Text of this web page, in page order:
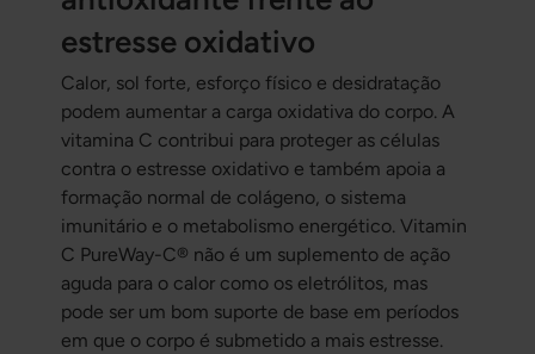
estresse oxidativo
Calor, sol forte, esforço físico e desidratação
podem aumentar a carga oxidativa do corpo. A
vitamina C contribui para proteger as células
contra o estresse oxidativo e também apoia a
formação normal de colágeno, o sistema
imunitário e o metabolismo energético. Vitamin
C PureWay-C® não é um suplemento de ação
aguda para o calor como os eletrólitos, mas
pode ser um bom suporte de base em períodos
em que o corpo é submetido a mais estresse.